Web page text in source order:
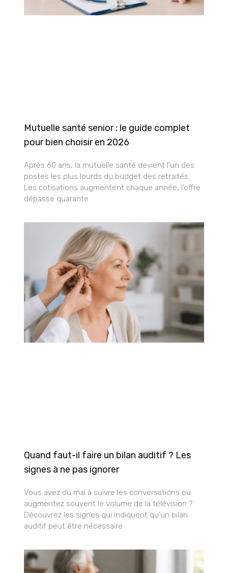
Mutuelle santé senior : le guide complet
pour bien choisir en 2026
Après 60 ans, la mutuelle santé devient l’un des
postes les plus lourds du budget des retraités.
Les cotisations augmentent chaque année, l’offre
dépasse quarante
Quand faut-il faire un bilan auditif ? Les
signes à ne pas ignorer
Vous avez du mal à suivre les conversations ou
augmentez souvent le volume de la télévision ?
Découvrez les signes qui indiquent qu’un bilan
auditif peut être nécessaire.